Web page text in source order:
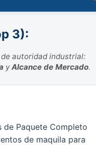
3):
autoridad industrial:
yAlcance de Mercado.
de Paquete Completo
de maquila para